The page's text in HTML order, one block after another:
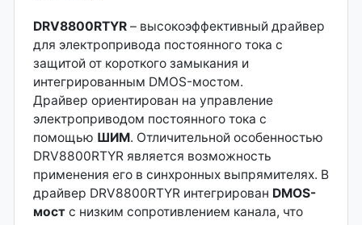
DRV8800RTYR – высокоэффективный драйвер
для электропривода постоянного тока с
защитой от короткого замыкания и
интегрированным DMOS-мостом.
Драйвер ориентирован на управление
электроприводом постоянного тока с
помощью ШИМ. Отличительной особенностью
DRV8800RTYR является возможность
применения его в синхронных выпрямителях. В
драйвер DRV8800RTYR интегрирован DMOS-
мост с низким сопротивлением канала, что